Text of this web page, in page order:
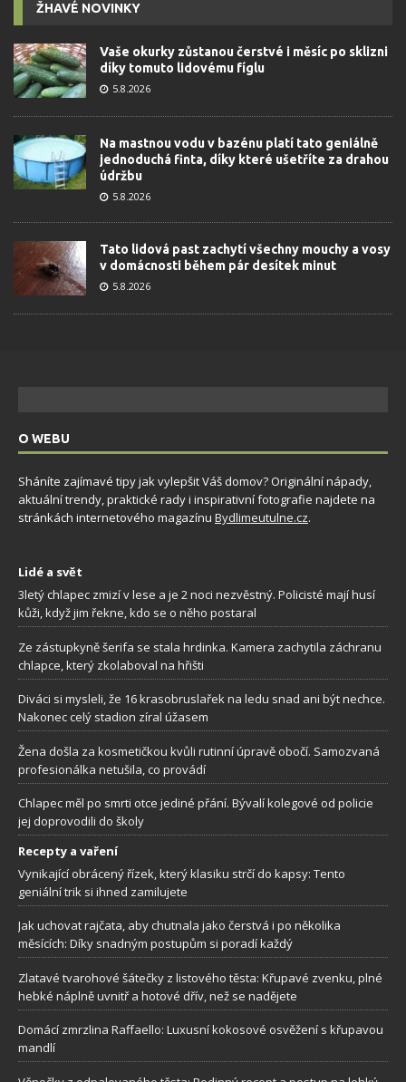
ŽHAVÉ NOVINKY
Vaše okurky zůstanou čerstvé i měsíc po sklizni
díky tomuto lidovému fíglu
5.8.2026
Na mastnou vodu v bazénu platí tato geniálně
jednoduchá finta, díky které ušetříte za drahou
údržbu
5.8.2026
Tato lidová past zachytí všechny mouchy a vosy
v domácnosti během pár desítek minut
5.8.2026
O WEBU
Sháníte zajímavé tipy jak vylepšit Váš domov? Originální nápady,
aktuální trendy, praktické rady i inspirativní fotografie najdete na
stránkách internetového magazínu Bydlimeutulne.cz.
Lidé a svět
3letý chlapec zmizí v lese a je 2 noci nezvěstný. Policisté mají husí
kůži, když jim řekne, kdo se o něho postaral
Ze zástupkyně šerifa se stala hrdinka. Kamera zachytila záchranu
chlapce, který zkolaboval na hřišti
Diváci si mysleli, že 16 krasobruslařek na ledu snad ani být nechce.
Nakonec celý stadion zíral úžasem
Žena došla za kosmetičkou kvůli rutinní úpravě obočí. Samozvaná
profesionálka netušila, co provádí
Chlapec měl po smrti otce jediné přání. Bývalí kolegové od policie
jej doprovodili do školy
Recepty a vaření
Vynikající obrácený řízek, který klasiku strčí do kapsy: Tento
geniální trik si ihned zamilujete
Jak uchovat rajčata, aby chutnala jako čerstvá i po několika
měsících: Díky snadným postupům si poradí každý
Zlatavé tvarohové šátečky z listového těsta: Křupavé zvenku, plné
hebké náplně uvnitř a hotové dřív, než se nadějete
Domácí zmrzlina Raffaello: Luxusní kokosové osvěžení s křupavou
mandlí